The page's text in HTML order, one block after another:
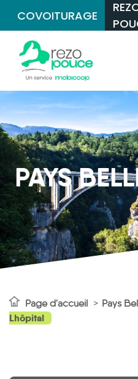
COVOITURAGE
PAYS
Page d'accueil Pays
Lhôpital